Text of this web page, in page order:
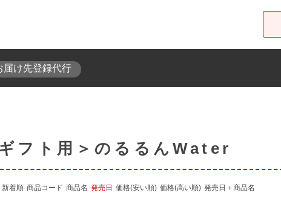
届け先登録代行
フト用＞のるるんWater
新着順 商品コード 商品名 発売日 価格(安い順) 価格(高い順) 発売日＋商品名